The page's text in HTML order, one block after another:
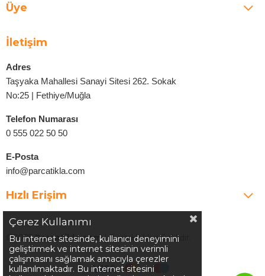
Üye
İletişim
Adres
Taşyaka Mahallesi Sanayi Sitesi 262. Sokak
No:25 | Fethiye/Muğla
Telefon Numarası
0 555 022 50 50
E-Posta
info@parcatikla.com
Hızlı Erişim
©2025Parcatikla.com| Tüm Hakları Saklıdır.
Çerez Kullanımı
Bu internet sitesinde, kullanıcı deneyimini
geliştirmek ve internet sitesinin verimli
çalışmasını sağlamak amacıyla çerezler
kullanılmaktadır. Bu internet sitesini